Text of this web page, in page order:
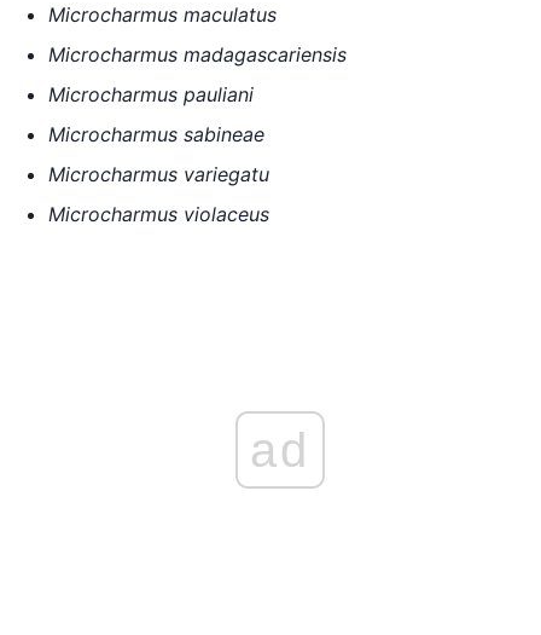
Microcharmus maculatus
Microcharmus madagascariensis
Microcharmus pauliani
Microcharmus sabineae
Microcharmus variegatu
Microcharmus violaceus
ad